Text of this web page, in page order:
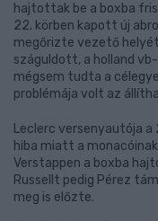
hajtottak be a boxba
22. körben kapott új
megőrizte vezető
száguldott, a holland
mégsem tudta a
problémája volt az
Leclerc versenyautója a
hiba miatt a
Verstappen a boxba
Russellt pedig Pérez
meg is előzte.